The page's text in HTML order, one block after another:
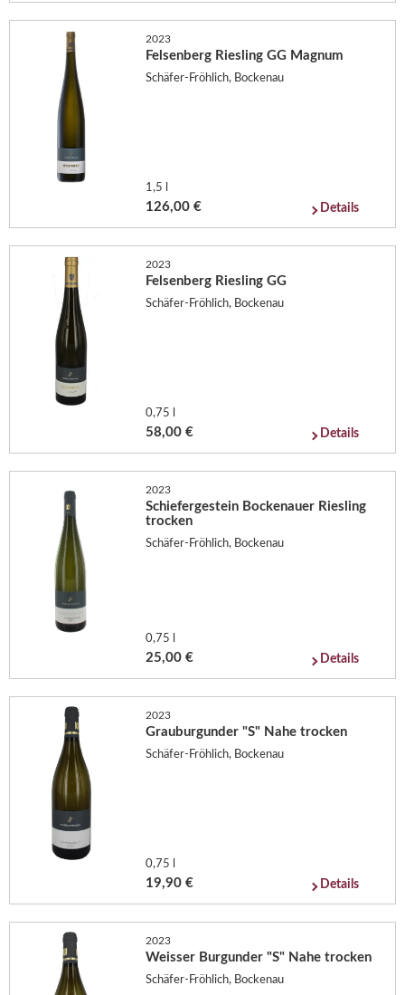
2023
Felsenberg Riesling GG Magnum
Schäfer-Fröhlich, Bockenau
1,5 l
126,00 € Details
2023
Felsenberg Riesling GG
Schäfer-Fröhlich, Bockenau
0,75 l
58,00 € Details
2023
Schiefergestein Bockenauer Riesling
trocken
Schäfer-Fröhlich, Bockenau
0,75 l
25,00 € Details
2023
Grauburgunder "S" Nahe trocken
Schäfer-Fröhlich, Bockenau
0,75 l
19,90 € Details
2023
Weisser Burgunder "S" Nahe trocken
Schäfer-Fröhlich, Bockenau